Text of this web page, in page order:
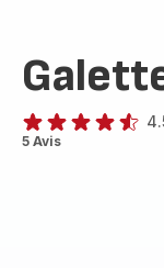
ratings.4.5
5 Avis